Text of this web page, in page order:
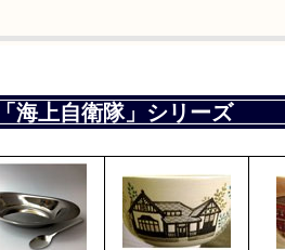
「海上自衛隊」シリーズ